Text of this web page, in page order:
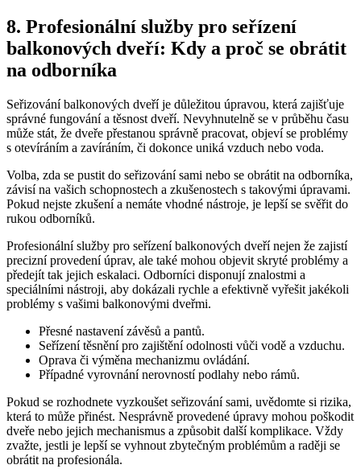
8. Profesionální služby ⁣pro seřízení
balkonových⁤ dveří: Kdy ⁢a proč se obrátit
na odborníka
Seřizování balkonových dveří je ‌důležitou úpravou, která zajišťuje ​
správné fungování a těsnost dveří. Nevyhnutelně ‍se⁤ v ​průběhu času
⁢může stát,⁤ že⁢ dveře přestanou správně pracovat,‍ objeví se problémy
s otevíráním a zavíráním, či dokonce uniká vzduch nebo voda.
Volba,⁣ zda se pustit⁤ do seřizování sami⁢ nebo​ se obrátit na odborníka,‌
závisí na vašich ⁢schopnostech a ​zkušenostech s ‌takovými úpravami.
Pokud nejste⁤ zkušení a nemáte vhodné nástroje, je lepší se svěřit ‍do
rukou​ odborníků.
Profesionální ⁣služby ⁤pro seřízení balkonových dveří nejen ‍že zajistí
precizní provedení úprav, ale také mohou objevit skryté problémy ‍a
předejít tak ⁤jejich eskalaci.⁢ Odborníci disponují znalostmi ⁣a
speciálními ⁢nástroji, ​aby dokázali rychle a efektivně vyřešit‍ jakékoli
problémy s ‌vašimi balkonovými ‌dveřmi.
Přesné nastavení ​závěsů a pantů.
Seřízení těsnění pro zajištění​ odolnosti vůči vodě a vzduchu.
Oprava či výměna mechanizmu ovládání.
Případné vyrovnání⁣ nerovností podlahy nebo rámů.
Pokud se rozhodnete ⁣vyzkoušet seřizování sami, uvědomte ​si rizika,
která ⁣to může⁣ přinést.‍ Nesprávně provedené ⁣úpravy mohou⁣ poškodit
dveře nebo jejich mechanismus a​ způsobit další ⁣komplikace.⁢ Vždy
⁢zvažte, jestli je lepší​ se vyhnout ‌zbytečným problémům a raději se
obrátit⁢ na profesionála.